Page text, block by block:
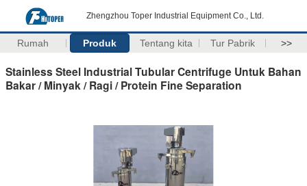
Zhengzhou Toper Industrial Equipment Co., Ltd.
Rumah Produk Tentang kita Tur Pabrik >>
Stainless Steel Industrial Tubular Centrifuge Untuk Bahan
Bakar / Minyak / Ragi / Protein Fine Separation